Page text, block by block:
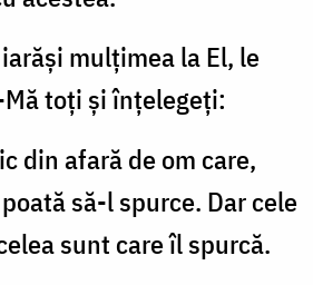
mulţimea la El, le
toţi şi înţelegeţi:
din afară de om care,
să-l spurce. Dar cele
sunt care îl spurcă.